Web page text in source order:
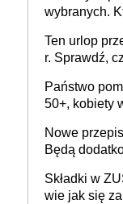
wybranych.
Ten urlop
r. Sprawdź,
Państwo
50+, kobiety
osoby
na rzecz
Nowe
Będą
Składki w
wie jak się